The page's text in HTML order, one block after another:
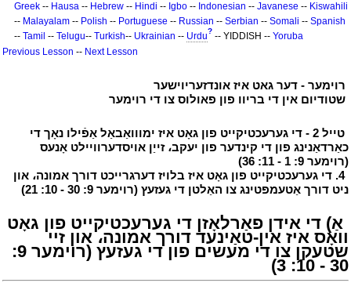
Greek -- Hausa -- Hebrew -- Hindi -- Igbo -- Indonesian -- Javanese -- Kiswahili
-- Malayalam -- Polish -- Portuguese -- Russian -- Serbian -- Somali -- Spanish
-- Tamil -- Telugu-- Turkish-- Ukrainian -- Urdu? -- YIDDISH -- Yoruba
Previous Lesson -- Next Lesson
רוימער - דער גאט איז אונדזעריוישער
שטודיום אין די בריוו פון פאולוס צו די רוימער
טייל 2 - די גערעכטיקייט פון גאָט איז ימווואַבאַל אַפֿילו נאָך די
כאַרדאַנינג פון די קינדער פון יעקב، זייַן אויסדערוויילט אָנעס
(רוימער 9: 1 - 11: 36)
י 4. די גערעכטיקייט פון גאָט איז בלויז דערגרייכט דורך אמונה، און
ניט דורך אַטעמפּטינג צו האַלטן די געזעץ (רוימער 9: 30 - 10: 21)
אַ) די אידן פאַרלאָזן די גערעכטיקייט פון גאָט
וואָס איז אין-טאַינעד דורך אמונה، און זיי
שטעקן צו די מעשים פון די געזעץ (רוימער 9:
30 - 10: 3)